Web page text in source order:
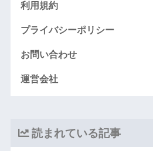
利用規約
プライバシーポリシー
お問い合わせ
運営会社
読まれている記事